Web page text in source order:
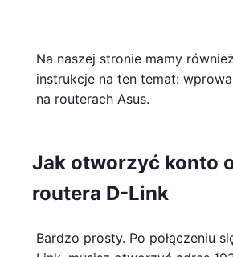
Na naszej stronie mamy
instrukcje na ten temat:
na routerach Asus.
Jak otworzyć konto
routera D-Link
Bardzo prosty. Po połączeniu